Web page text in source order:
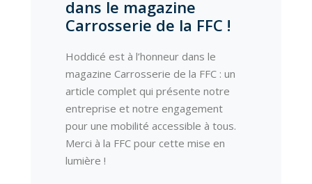
dans le magazine
Carrosserie de la FFC !
Hoddicé est à l’honneur dans le
magazine Carrosserie de la FFC : un
article complet qui présente notre
entreprise et notre engagement
pour une mobilité accessible à tous.
Merci à la FFC pour cette mise en
lumière !